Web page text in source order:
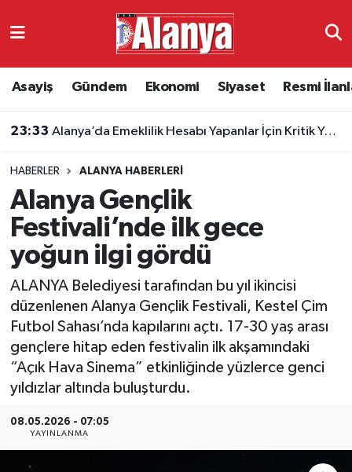
Asayiş Gündem Ekonomi Siyaset Resmi
23:33 Alanya’da Emeklilik Hesabı Yapanlar İçin Kritik Yaş Şartları
HABERLER ALANYA HABERLERI
Alanya Gençlik
Festivali’nde ilk gece
yoğun ilgi gördü
ALANYA Belediyesi tarafından bu yıl ikincisi
düzenlenen Alanya Gençlik Festivali, Kestel Çim
Futbol Sahası’nda kapılarını açtı. 17-30 yaş arası
gençlere hitap eden festivalin ilk akşamındaki
“Açık Hava Sinema” etkinliğinde yüzlerce genci
yıldızlar altında buluşturdu.
08.05.2026 - 07:05
YAYINLANMA
Ekonomi
Resmi İlanlar
Alanyaspor
Turizm
E-Gazete
Antalya Namaz Vakitleri
Süper Lig Puan Durumu ve Fikstür
Tüm Manşetler
Son Dakika Haberleri
Haber Arşivi